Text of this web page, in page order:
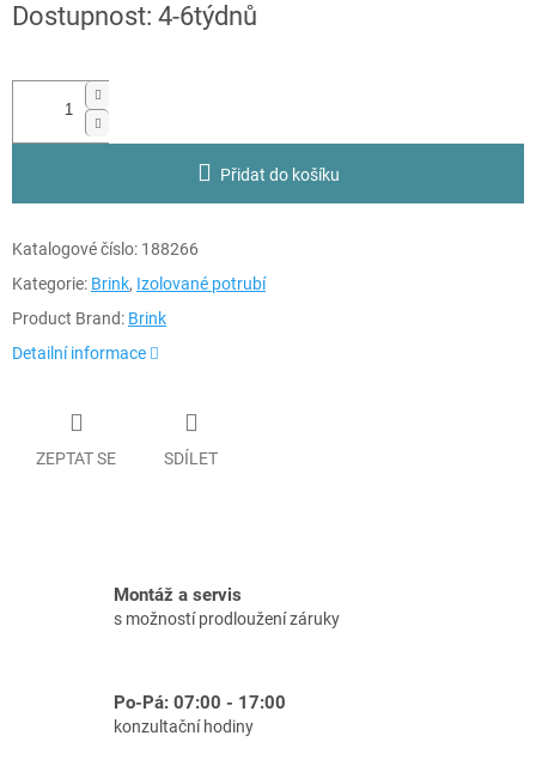
cena:
Dostupnost: 4-6týdnů
Přidat do košíku
Katalogové číslo: 188266
Kategorie: Brink, Izolované potrubí
Product Brand: Brink
Detailní informace
ZEPTAT SE SDÍLET
Montáž a servis
s možností prodloužení záruky
Po-Pá: 07:00 - 17:00
konzultační hodiny